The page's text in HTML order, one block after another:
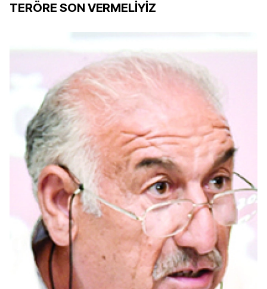
TERÖRE SON VERMELİYİZ